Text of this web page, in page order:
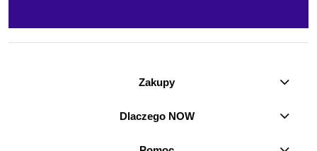
Zakupy
Dlaczego NOW